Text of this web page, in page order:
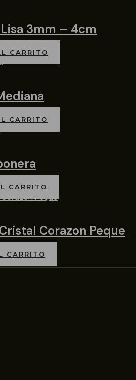
3mm – 4cm
CARRITO
CARRITO
CARRITO
Corazon Peque
CARRITO